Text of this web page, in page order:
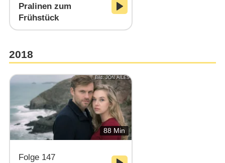
Pralinen zum
Frühstück
2018
Bild: JON AILES
88 Min
Folge 147